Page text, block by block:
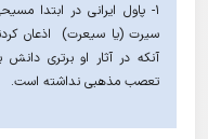
۱- پاول ایرانی در ابتدا
سیرت (یا سیعرت) اذعان
آنکه در آثار او برتری
تعصب مذهبی نداشته است.